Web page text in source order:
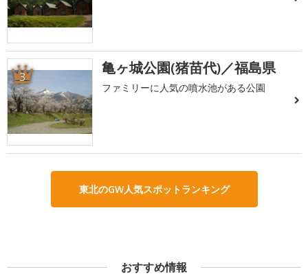
3 亀ヶ城公園(猪苗代)／福島県
ファミリーに人気の噴水池がある公園
東北のGW人気スポットランキング
おすすめ情報